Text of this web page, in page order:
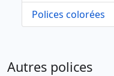
Polices colorées
Autres polices